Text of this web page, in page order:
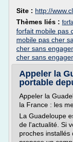
Site : http://
Thèmes liés :
forfait mobile pas
mobile pas cher
cher sans
cher sans
Appeler la
portable
Appeler la
la France : les
La Guadeloupe
de l'actualité. Si
proches installés